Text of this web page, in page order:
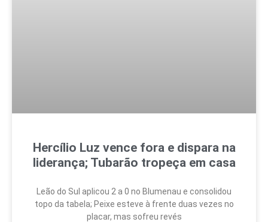
Hercílio Luz vence fora e dispara na
liderança; Tubarão tropeça em casa
Leão do Sul aplicou 2 a 0 no Blumenau e consolidou
topo da tabela; Peixe esteve à frente duas vezes no
placar, mas sofreu revés